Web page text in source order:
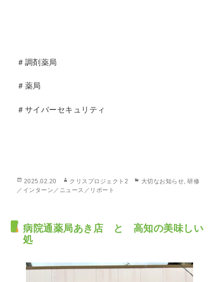
＃調剤薬局
＃薬局
＃サイバーセキュリティ
投
稿
2025.02.20
作
成
クリスプロジェクト2
カ
大切なお知らせ,研修
／インターン／ニュース／リポート
病院通薬局あき店 と 高知の美味しい
処